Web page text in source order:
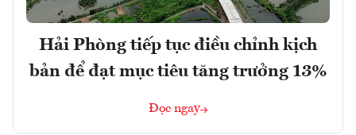
Hải Phòng tiếp tục điều chỉnh kịch
bản để đạt mục tiêu tăng trưởng 13%
Đọc ngay